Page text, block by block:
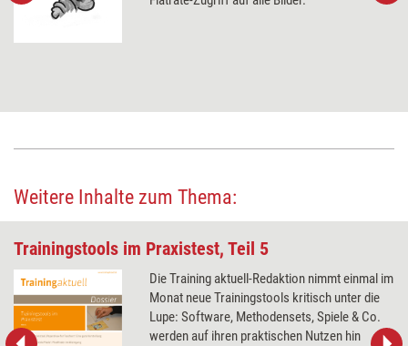
Weitere Inhalte zum Thema:
Trainingstools im Praxistest, Teil 5
Die Training aktuell-Redaktion nimmt einmal im
Monat neue Trainingstools kritisch unter die
Lupe: Software, Methodensets, Spiele & Co.
werden auf ihren praktischen Nutzen hin